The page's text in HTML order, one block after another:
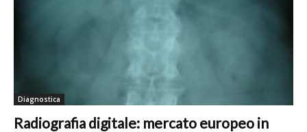
Diagnostica
Radiografia digitale: mercato europeo in